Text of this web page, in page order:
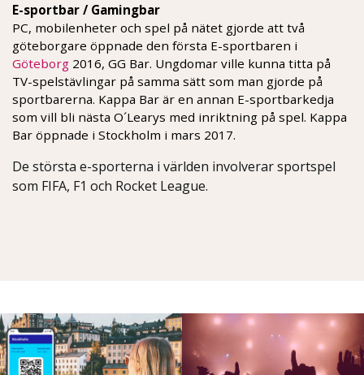
E-sportbar / Gamingbar
PC, mobilenheter och spel på nätet gjorde att två
göteborgare öppnade den första E-sportbaren i
Göteborg 2016, GG Bar. Ungdomar ville kunna titta på
TV-spelstävlingar på samma sätt som man gjorde på
sportbarerna. Kappa Bar är en annan E-sportbarkedja
som vill bli nästa O´Learys med inriktning på spel. Kappa
Bar öppnade i Stockholm i mars 2017.
De största e-sporterna i världen involverar sportspel
som FIFA, F1 och Rocket League.